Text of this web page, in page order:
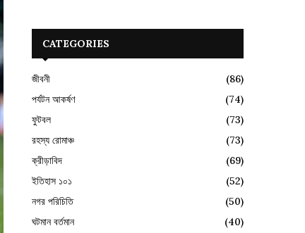
CATEGORIES
জীবনী
(86)
পর্যটন আকর্ষণ
(74)
ফুটবল
(73)
রহস্য রোমাঞ্চ
(73)
ক্রীড়াবিদ
(69)
ইতিহাস ১০১
(52)
নগর পরিচিতি
(50)
ঘটমান বর্তমান
(40)